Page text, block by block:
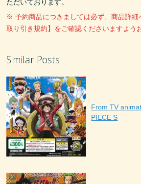
ただいております。
※ 予約商品につきましては必ず、商品詳細
取り引き規約】をご確認くださいますよう
Similar Posts:
From TV
PIECE S